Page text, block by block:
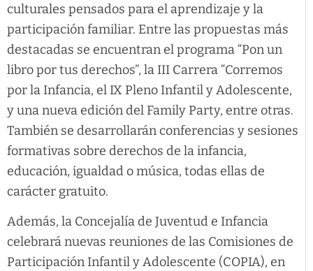
culturales pensados para el aprendizaje y la
participación familiar. Entre las propuestas más
destacadas se encuentran el programa “Pon un
libro por tus derechos”, la III Carrera “Corremos
por la Infancia, el IX Pleno Infantil y Adolescente,
y una nueva edición del Family Party, entre otras.
También se desarrollarán conferencias y sesiones
formativas sobre derechos de la infancia,
educación, igualdad o música, todas ellas de
carácter gratuito.
Además, la Concejalía de Juventud e Infancia
celebrará nuevas reuniones de las Comisiones de
Participación Infantil y Adolescente (COPIA), en